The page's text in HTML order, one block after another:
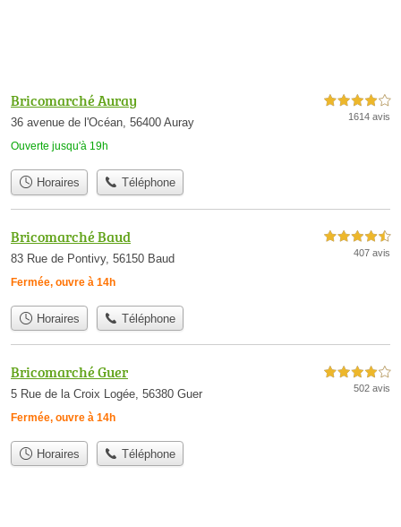
Bricomarché Auray
36 avenue de l'Océan, 56400 Auray
Ouverte jusqu'à 19h
4,0 étoiles sur 5
1614 avis
Horaires Téléphone
Bricomarché Baud
83 Rue de Pontivy, 56150 Baud
Fermée, ouvre à 14h
4,5 étoiles sur 5
407 avis
Horaires Téléphone
Bricomarché Guer
5 Rue de la Croix Logée, 56380 Guer
Fermée, ouvre à 14h
4,0 étoiles sur 5
502 avis
Horaires Téléphone